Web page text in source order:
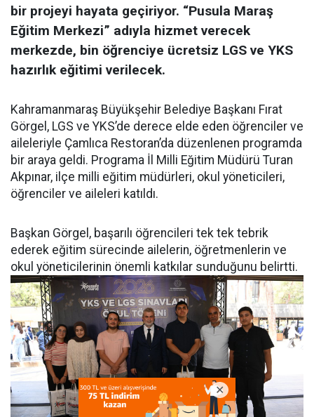
bir projeyi hayata geçiriyor. “Pusula Maraş
Eğitim Merkezi” adıyla hizmet verecek
merkezde, bin öğrenciye ücretsiz LGS ve YKS
hazırlık eğitimi verilecek.
Kahramanmaraş Büyükşehir Belediye Başkanı Fırat
Görgel, LGS ve YKS’de derece elde eden öğrenciler ve
aileleriyle Çamlıca Restoran’da düzenlenen programda
bir araya geldi. Programa İl Milli Eğitim Müdürü Turan
Akpınar, ilçe milli eğitim müdürleri, okul yöneticileri,
öğrenciler ve aileleri katıldı.
Başkan Görgel, başarılı öğrencileri tek tek tebrik
ederek eğitim sürecinde ailelerin, öğretmenlerin ve
okul yöneticilerinin önemli katkılar sunduğunu belirtti.